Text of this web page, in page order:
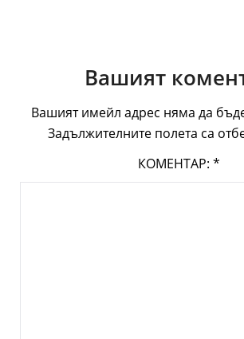
Вашият
Вашият имейл адрес няма да
Задължителните полета са
КОМЕНТАР: *